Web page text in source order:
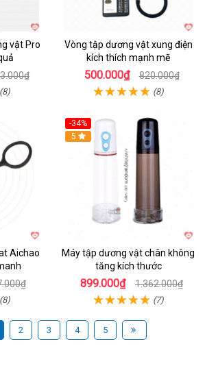
vật Pro
(8)
Vòng tập dương vật xung điện
kích thích mạnh mẽ
500.000₫ 820.000₫
(8)
Aichao
(8)
-34%
Hot
5
Máy tập dương vật chân không
tăng kích thước
899.000₫ 1.362.000₫
(7)
2 3 4 5